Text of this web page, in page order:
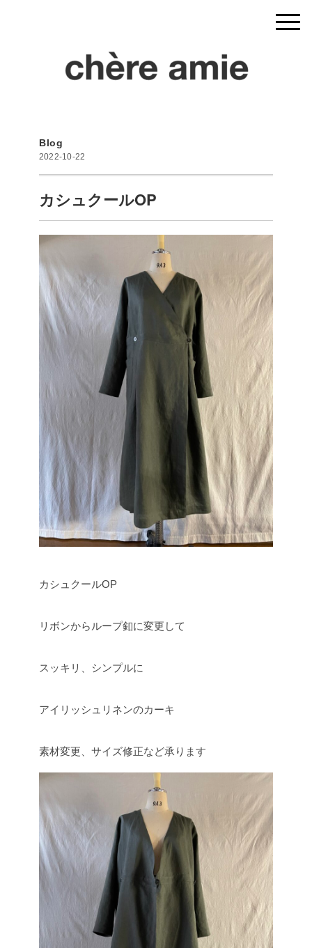
Blog
2022-10-22
カシュクールOP
カシュクールOP
リボンからループ釦に変更して
スッキリ、シンプルに
アイリッシュリネンのカーキ
素材変更、サイズ修正など承ります